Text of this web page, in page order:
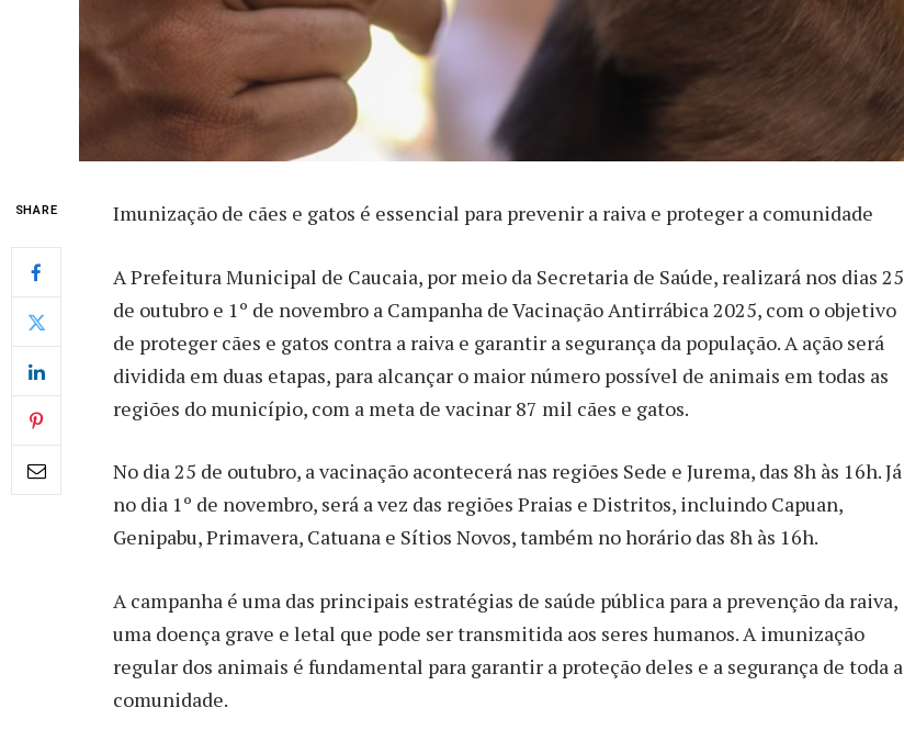
SHARE Imunização de cães e gatos é essencial para prevenir a raiva e proteger a comunidade
A Prefeitura Municipal de Caucaia, por meio da Secretaria de Saúde, realizará nos dias 25
de outubro e 1º de novembro a Campanha de Vacinação Antirrábica 2025, com o objetivo
de proteger cães e gatos contra a raiva e garantir a segurança da população. A ação será
dividida em duas etapas, para alcançar o maior número possível de animais em todas as
regiões do município, com a meta de vacinar 87 mil cães e gatos.
No dia 25 de outubro, a vacinação acontecerá nas regiões Sede e Jurema, das 8h às 16h. Já
no dia 1º de novembro, será a vez das regiões Praias e Distritos, incluindo Capuan,
Genipabu, Primavera, Catuana e Sítios Novos, também no horário das 8h às 16h.
A campanha é uma das principais estratégias de saúde pública para a prevenção da raiva,
uma doença grave e letal que pode ser transmitida aos seres humanos. A imunização
regular dos animais é fundamental para garantir a proteção deles e a segurança de toda a
comunidade.